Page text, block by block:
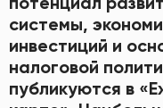
системы,
инвестиций и
налоговой
публикуются в